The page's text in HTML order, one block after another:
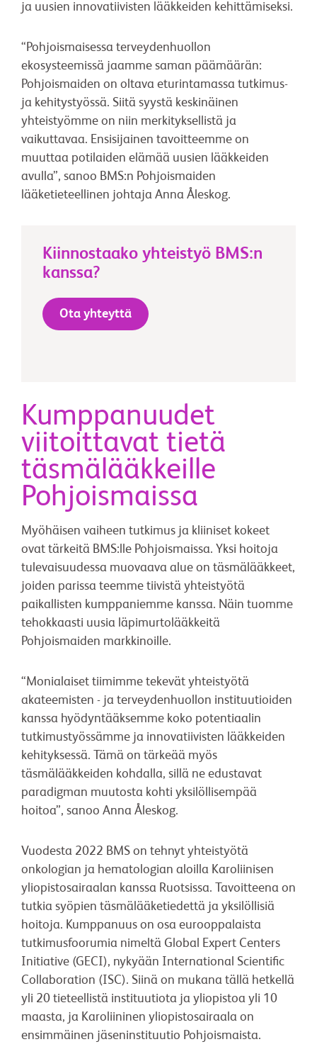
ja uusien innovatiivisten lääkkeiden kehittämiseksi.
“Pohjoismaisessa terveydenhuollon
ekosysteemissä jaamme saman päämäärän:
Pohjoismaiden on oltava eturintamassa tutkimus-
ja kehitystyössä. Siitä syystä keskinäinen
yhteistyömme on niin merkityksellistä ja
vaikuttavaa. Ensisijainen tavoitteemme on
muuttaa potilaiden elämää uusien lääkkeiden
avulla”, sanoo BMS:n Pohjoismaiden
lääketieteellinen johtaja Anna Åleskog.
Kiinnostaako yhteistyö BMS:n
kanssa?
Ota yhteyttä
Kumppanuudet
viitoittavat tietä
täsmälääkkeille
Pohjoismaissa
Myöhäisen vaiheen tutkimus ja kliiniset kokeet
ovat tärkeitä BMS:lle Pohjoismaissa. Yksi hoitoja
tulevaisuudessa muovaava alue on täsmälääkkeet,
joiden parissa teemme tiivistä yhteistyötä
paikallisten kumppaniemme kanssa. Näin tuomme
tehokkaasti uusia läpimurtolääkkeitä
Pohjoismaiden markkinoille.
“Monialaiset tiimimme tekevät yhteistyötä
akateemisten - ja terveydenhuollon instituutioiden
kanssa hyödyntääksemme koko potentiaalin
tutkimustyössämme ja innovatiivisten lääkkeiden
kehityksessä. Tämä on tärkeää myös
täsmälääkkeiden kohdalla, sillä ne edustavat
paradigman muutosta kohti yksilöllisempää
hoitoa”, sanoo Anna Åleskog.
Vuodesta 2022 BMS on tehnyt yhteistyötä
onkologian ja hematologian aloilla Karoliinisen
yliopistosairaalan kanssa Ruotsissa. Tavoitteena on
tutkia syöpien täsmälääketiedettä ja yksilöllisiä
hoitoja. Kumppanuus on osa eurooppalaista
tutkimusfoorumia nimeltä Global Expert Centers
Initiative (GECI), nykyään International Scientific
Collaboration (ISC). Siinä on mukana tällä hetkellä
yli 20 tieteellistä instituutiota ja yliopistoa yli 10
maasta, ja Karoliininen yliopistosairaala on
ensimmäinen jäseninstituutio Pohjoismaista.